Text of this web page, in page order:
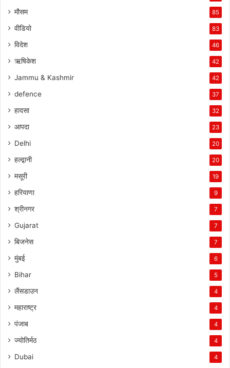
मौसम 85
वीडियो 83
विदेश 46
ऋषिकेश 42
Jammu & Kashmir 42
defence 37
हादसा 32
आपदा 23
Delhi 20
हल्द्वानी 20
मसूरी 19
हरियाणा 9
श्रीनगर 7
Gujarat 7
बिजनेस 7
मुंबई 6
Bihar 5
लैंसडाउन 4
महाराष्ट्र 4
पंजाब 4
ज्योतिर्मठ 4
Dubai 4